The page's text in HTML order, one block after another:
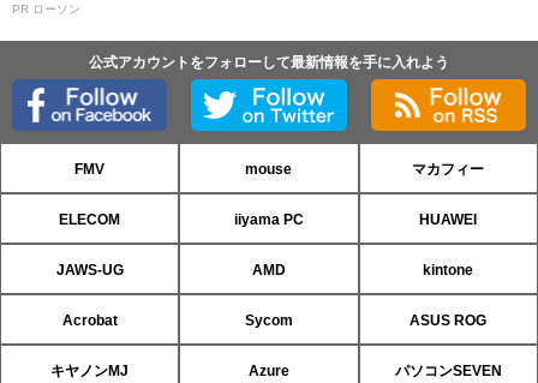
PR ローソン
公式アカウントをフォローして最新情報を手に入れよう
FMV mouse マカフィー
ELECOM iiyama PC HUAWEI
JAWS-UG AMD kintone
Acrobat Sycom ASUS ROG
キヤノンMJ Azure パソコンSEVEN